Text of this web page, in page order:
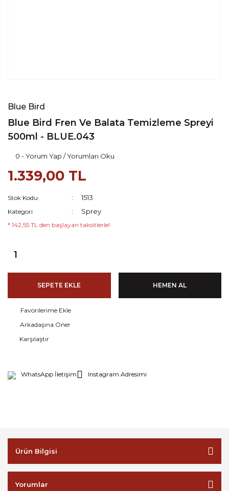
Blue Bird
Blue Bird Fren Ve Balata Temizleme Spreyi
500ml - BLUE.043
0 - Yorum Yap / Yorumları Oku
1.339,00 TL
Stok Kodu 1513
Kategori Sprey
* 142,55 TL den başlayan taksitlerle!
SEPETE EKLE HEMEN AL
Arkadaşına Öner
Karşılaştır
WhatsApp İletişim Instagram Adresimi
Ürün Bilgisi
Yorumlar